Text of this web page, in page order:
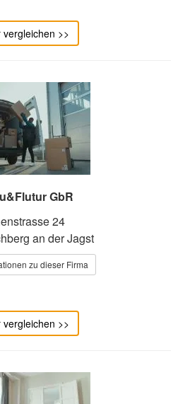
vergleichen >>
GbR
24
an der Jagst
zu dieser Firma
vergleichen >>